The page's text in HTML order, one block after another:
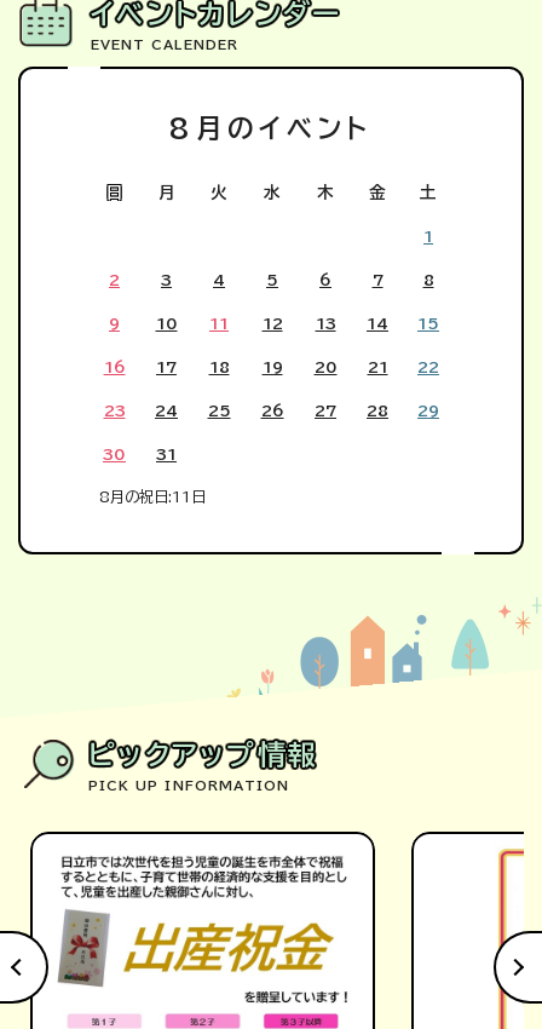
イベントカレンダー
EVENT CALENDER
8 月のイベント
日 月 火 水 木 金 土
1
2 3 4 5 6 7 8
9 10 11 12 13 14 15
16 17 18 19 20 21 22
23 24 25 26 27 28 29
30 31
8月の祝日:11日
ピックアップ情報
PICK UP INFORMATION